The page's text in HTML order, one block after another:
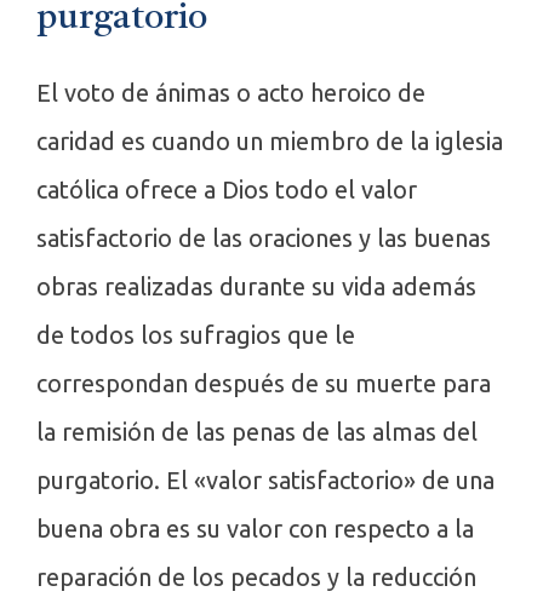
purgatorio
El voto de ánimas o acto heroico de
caridad es cuando un miembro de la iglesia
católica ofrece a Dios todo el valor
satisfactorio de las oraciones y las buenas
obras realizadas durante su vida además
de todos los sufragios que le
correspondan después de su muerte para
la remisión de las penas de las almas del
purgatorio. El «valor satisfactorio» de una
buena obra es su valor con respecto a la
reparación de los pecados y la reducción